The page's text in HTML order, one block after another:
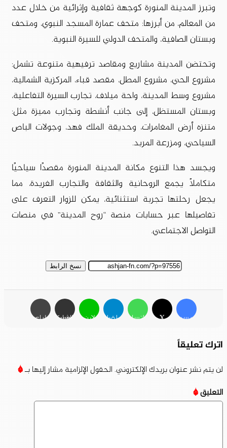
وتبرز المدينة المنورة كوجهة ثقافية وإثرائية من خلال عدد
من المعالم، من أبرزها: متحف عمارة المسجد النبوي، ومتحف
وبستان الصافية، والمتحف الدولي للسيرة النبوية.
وتحتضن المدينة مشاريع ومقاصد ترفيهية متنوعة تشمل:
مشروع الحي، مشروع المطل، مقصد قباء، المركزية الشمالية،
مشروع وسط المدينة، واحة ميلاف، تجارب السيرة التفاعلية،
وبستان المستظل، إلى جانب أنشطة وتجارب مميزة مثل:
متنزه أرض المغامرات، وحديقة الملك فهد، وجولات الباص
السياحي، ومزرعة المربد.
ويجسد هذا التنوع مكانة المدينة المنورة مقصدًا سياحيًا
متكاملًا يجمع الروحانية والثقافة والتجارب الفريدة، مما
يجعل رحلتها تجربة استثنائية، يمكن للزوار التعرف على
تفاصيلها عبر حسابات منصة “روح المدينة” في منصات
التواصل الاجتماعي.
نسخ الرابط
فيسبوك X
واتساب تيلقرام لاين مشاركة عبر البريد طباعة
اترك تعليقاً
لن يتم نشر عنوان بريدك الإلكتروني.الحقول الإلزامية مشار إليها بـ*
التعليق*